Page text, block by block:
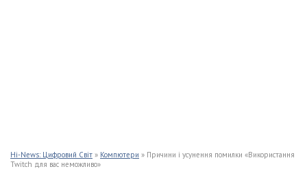
Hi-News: Цифровий Світ » Компютери » Причини і усунення помилки «Використання
Twitch для вас неможливо»